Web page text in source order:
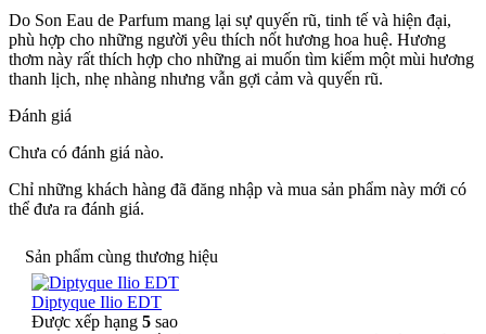
Do Son Eau de Parfum mang lại sự quyến rũ, tinh tế và hiện đại,
phù hợp cho những người yêu thích nốt hương hoa huệ. Hương
thơm này rất thích hợp cho những ai muốn tìm kiếm một mùi hương
thanh lịch, nhẹ nhàng nhưng vẫn gợi cảm và quyến rũ.
Đánh giá
Chưa có đánh giá nào.
Chỉ những khách hàng đã đăng nhập và mua sản phẩm này mới có
thể đưa ra đánh giá.
Sản phẩm cùng thương hiệu
Diptyque Ilio EDT
Được xếp hạng 5 sao